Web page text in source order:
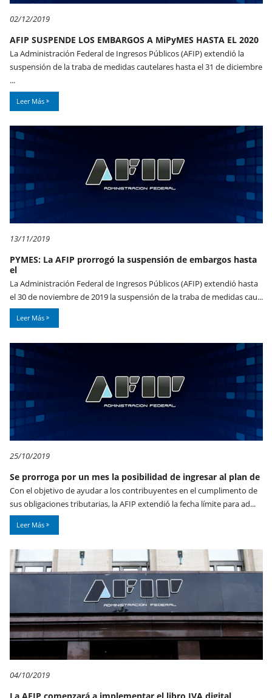
02/12/2019
AFIP SUSPENDE LOS EMBARGOS A MiPyMES HASTA EL 2020
La Administración Federal de Ingresos Públicos (AFIP) extendió la
suspensión de la traba de medidas cautelares hasta el 31 de diciembre
...
Leer Más
13/11/2019
PYMES: La AFIP prorrogó la suspensión de embargos hasta
el
La Administración Federal de Ingresos Públicos (AFIP) extendió hasta
el 30 de noviembre de 2019 la suspensión de la traba de medidas cau...
Leer Más
25/10/2019
Se prorroga por un mes la posibilidad de ingresar al plan de
Con el objetivo de ayudar a los contribuyentes en el cumplimento de
sus obligaciones tributarias, la AFIP extendió la fecha límite para ad...
Leer Más
04/10/2019